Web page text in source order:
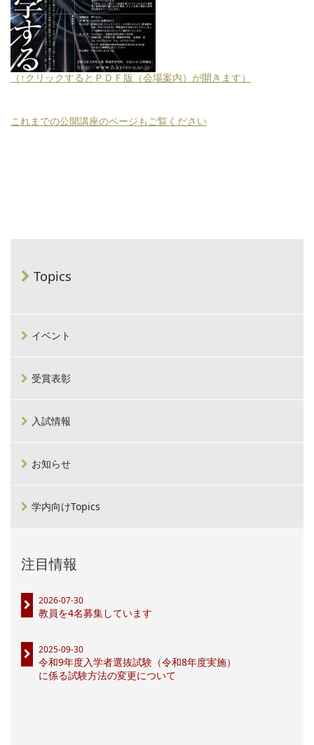
（↑クリックするとＰＤＦ版（会場案内）が開きます）
これまでの公開講座のページもご覧ください
Topics
イベント
受賞表彰
入試情報
お知らせ
学内向けTopics
注目情報
2026-07-30
教員を4名募集しています
2025-09-30
令和9年度入学者選抜試験（令和8年度実施）
に係る試験方法の変更について